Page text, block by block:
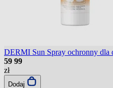
DERMI Sun Spray ochronny dla
59 99
zł
Dodaj